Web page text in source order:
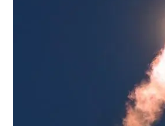
На Урале